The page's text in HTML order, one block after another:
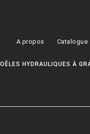
A propos Catalogue
HYDRAULIQUES À